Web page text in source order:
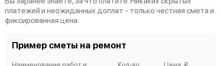
платежей и неожиданных доплат - только честная смета и
фиксированная цена.
Пример сметы на ремонт